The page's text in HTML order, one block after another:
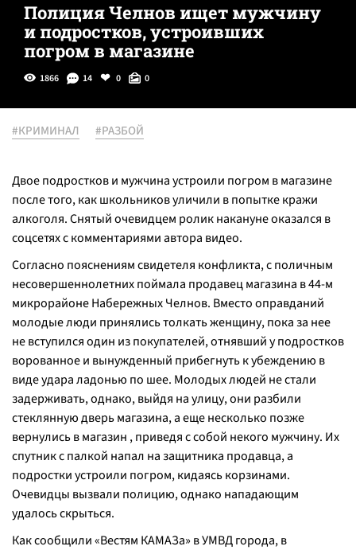
Полиция Челнов ищет мужчину
и подростков, устроивших
погром в магазине
1866 14 0 0
#КРИМИНАЛ #РАЗБОЙ
Двое подростков и мужчина устроили погром в магазине
после того, как школьников уличили в попытке кражи
алкоголя. Снятый очевидцем ролик накануне оказался в
соцсетях с комментариями автора видео.
Согласно пояснениям свидетеля конфликта, с поличным
несовершеннолетних поймала продавец магазина в 44-м
микрорайоне Набережных Челнов. Вместо оправданий
молодые люди принялись толкать женщину, пока за нее
не вступился один из покупателей, отнявший у подростков
ворованное и вынужденный прибегнуть к убеждению в
виде удара ладонью по шее. Молодых людей не стали
задерживать, однако, выйдя на улицу, они разбили
стеклянную дверь магазина, а еще несколько позже
вернулись в магазин , приведя с собой некого мужчину. Их
спутник с палкой напал на защитника продавца, а
подростки устроили погром, кидаясь корзинами.
Очевидцы вызвали полицию, однако нападающим
удалось скрыться.
Как сообщили «Вестям КАМАЗа» в УМВД города, в